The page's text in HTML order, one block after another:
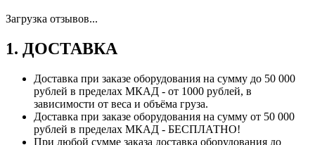
Загрузка отзывов...
1. ДОСТАВКА
Доставка при заказе оборудования на сумму до 50 000
рублей в пределах МКАД - от 1000 рублей, в
зависимости от веса и объёма груза.
Доставка при заказе оборудования на сумму от 50 000
рублей в пределах МКАД - БЕСПЛАТНО!
При любой сумме заказа доставка оборудования до